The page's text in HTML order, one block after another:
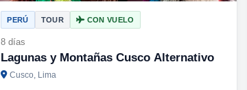
PERÚ TOUR CON VUELO
8 días
Lagunas y Montañas Cusco Alternativo
Cusco, Lima